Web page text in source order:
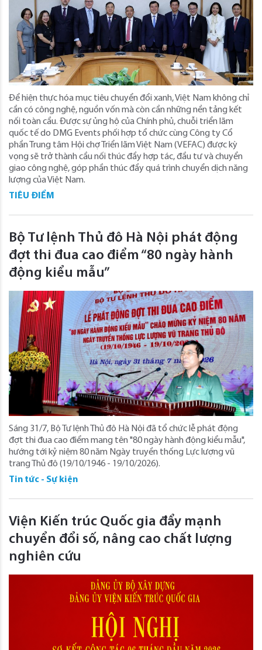
Để hiện thực hóa mục tiêu chuyển đổi xanh, Việt Nam không chỉ
cần có công nghệ, nguồn vốn mà còn cần những nền tảng kết
nối toàn cầu. Được sự ủng hộ của Chính phủ, chuỗi triển lãm
quốc tế do DMG Events phối hợp tổ chức cùng Công ty Cổ
phần Trung tâm Hội chợ Triển lãm Việt Nam (VEFAC) được kỳ
vọng sẽ trở thành cầu nối thúc đẩy hợp tác, đầu tư và chuyển
giao công nghệ, góp phần thúc đẩy quá trình chuyển dịch năng
lượng của Việt Nam.
TIÊU ĐIỂM
Bộ Tư lệnh Thủ đô Hà Nội phát động
đợt thi đua cao điểm “80 ngày hành
động kiểu mẫu”
Sáng 31/7, Bộ Tư lệnh Thủ đô Hà Nội đã tổ chức lễ phát động
đợt thi đua cao điểm mang tên "80 ngày hành động kiểu mẫu",
hướng tới kỷ niệm 80 năm Ngày truyền thống Lực lượng vũ
trang Thủ đô (19/10/1946 - 19/10/2026).
Tin tức - Sự kiện
Viện Kiến trúc Quốc gia đẩy mạnh
chuyển đổi số, nâng cao chất lượng
nghiên cứu